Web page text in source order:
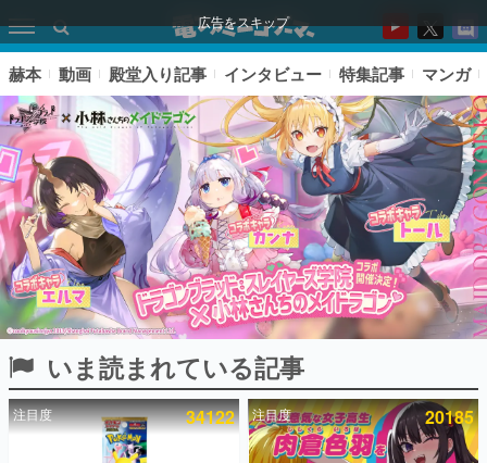
広告をスキップ
ピックアップ
電ファミのいま読まれている記事ランキング
赫本 動画 殿堂入り記事 インタビュー 特集記事 マンガ
いま読まれている記事
注目度 34122 注目度 20185